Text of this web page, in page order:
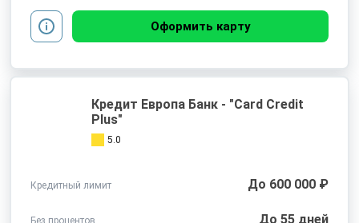
Оформить карту
Кредит Европа Банк - "Card Credit
Plus"
5.0
Кредитный лимит До 600 000 ₽
Без процентов До 55 дней